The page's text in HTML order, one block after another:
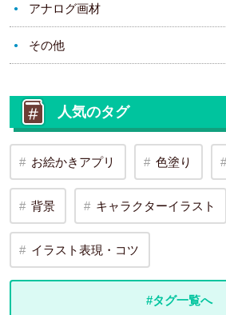
アナログ画材
その他
人気のタグ
お絵かきアプリ 色塗り
背景 キャラクターイラスト
イラスト表現・コツ
#タグ一覧へ